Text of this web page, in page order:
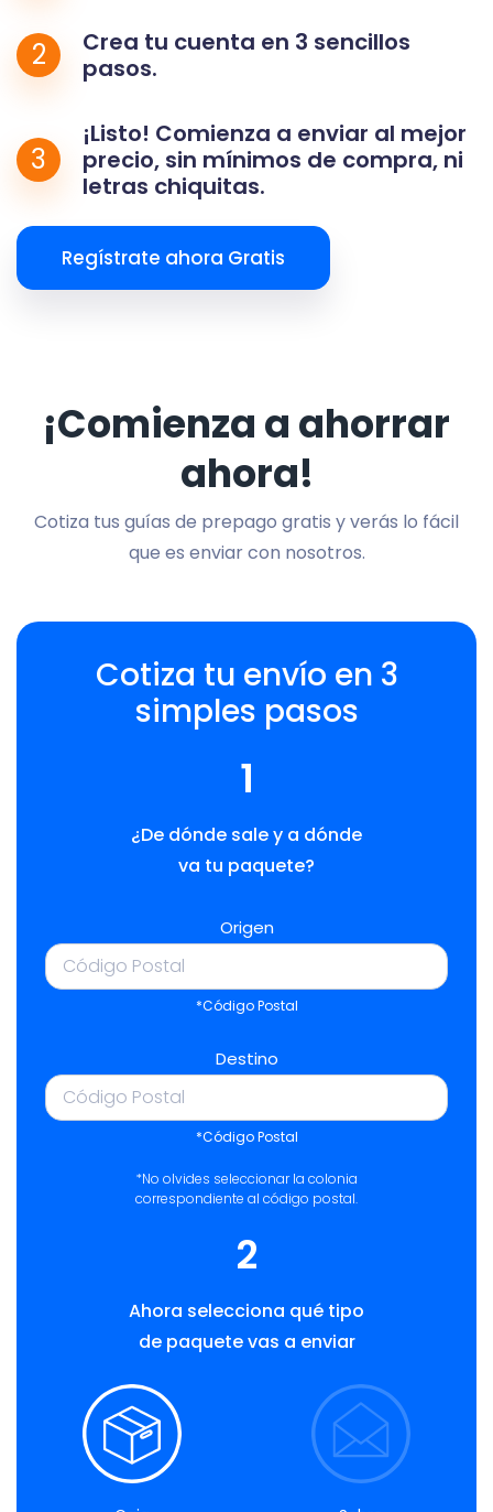
2
Crea tu cuenta en 3 sencillos
pasos.
3
¡Listo! Comienza a enviar al mejor
precio, sin mínimos de compra, ni
letras chiquitas.
Regístrate ahora Gratis
¡Comienza a ahorrar
ahora!
Cotiza tus guías de prepago gratis y verás lo fácil
que es enviar con nosotros.
Cotiza tu envío en 3
simples pasos
1
¿De dónde sale y a dónde
va tu paquete?
Origen
*Código Postal
Destino
*Código Postal
*No olvides seleccionar la colonia
correspondiente al código postal.
2
Ahora selecciona qué tipo
de paquete vas a enviar